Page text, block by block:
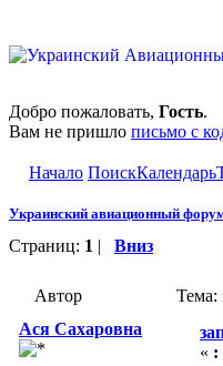
Добро пожаловать, Гость.
Вам не пришло письмо с
Начало ПоискКалендарь
Украинский авиационный
Страниц: 1 | Вниз
Автор
Тема:
Ася Сахаровна
« :